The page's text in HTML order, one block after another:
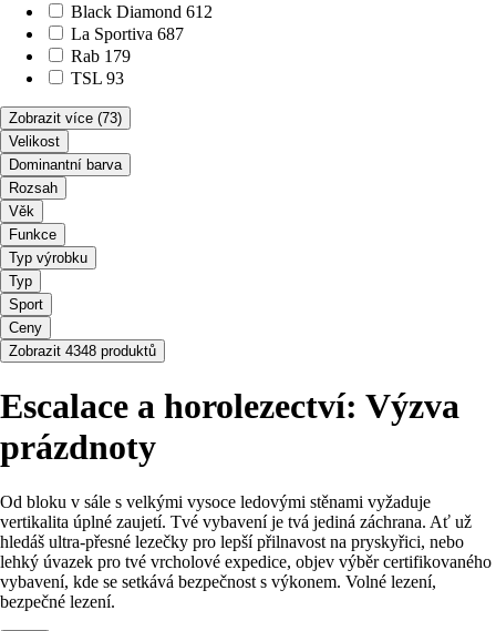
Black Diamond 612
La Sportiva 687
Rab 179
TSL 93
Zobrazit více (73)
Velikost
Dominantní barva
Rozsah
Věk
Funkce
Typ výrobku
Typ
Sport
Ceny
Zobrazit 4348 produktů
Escalace a horolezectví: Výzva
prázdnoty
Od bloku v sále s velkými vysoce ledovými stěnami vyžaduje
vertikalita úplné zaujetí. Tvé vybavení je tvá jediná záchrana. Ať už
hledáš ultra-přesné lezečky pro lepší přilnavost na pryskyřici, nebo
lehký úvazek pro tvé vrcholové expedice, objev výběr certifikovaného
vybavení, kde se setkává bezpečnost s výkonem. Volné lezení,
bezpečné lezení.